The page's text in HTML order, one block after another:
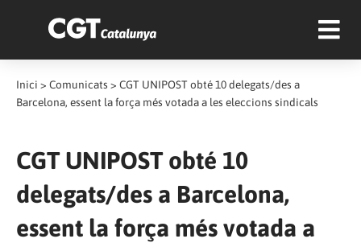
Inici > Comunicats > CGT UNIPOST obté 10 delegats/des a
Barcelona, essent la força més votada a les eleccions sindicals
CGT UNIPOST obté 10
delegats/des a Barcelona,
essent la força més votada a